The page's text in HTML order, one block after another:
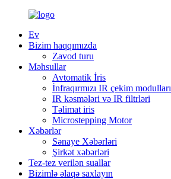
Ev
Bizim haqqımızda
Zavod turu
Məhsullar
Avtomatik İris
İnfraqırmızı IR çekim modulları
IR kəsmələri və IR filtrləri
Təlimat iris
Microstepping Motor
Xəbərlər
Sənaye Xəbərləri
Şirkət xəbərləri
Tez-tez verilən suallar
Bizimlə əlaqə saxlayın